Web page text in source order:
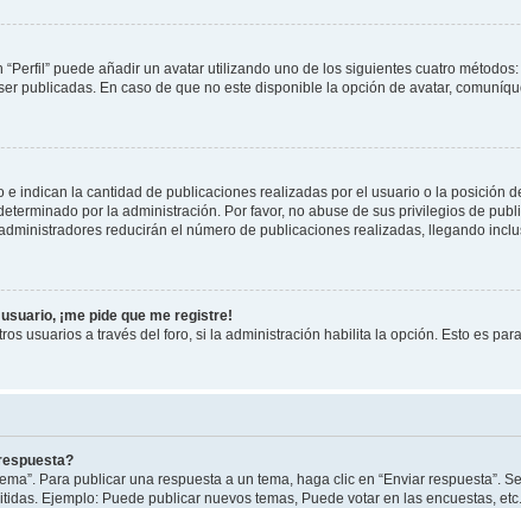
puede añadir un avatar utilizando uno de los siguientes cuatro
publicadas. En caso de que no este disponible la opción de avatar,
indican la cantidad de publicaciones realizadas por el usuario o la posición
por la administración. Por favor, no abuse de sus privilegios de
reducirán el número de publicaciones realizadas, llegando
¡me pide que me registre!
usuarios a través del foro, si la administración habilita la opción. Esto es
Para publicar una respuesta a un tema, haga clic en “Enviar respuesta”.
Ejemplo: Puede publicar nuevos temas, Puede votar en las encuestas, etc.